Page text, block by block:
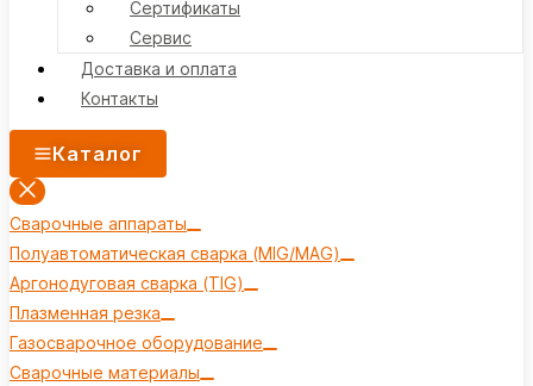
Сертификаты
Сервис
Доставка и оплата
Контакты
Каталог
Сварочные аппараты
Полуавтоматическая сварка (MIG/MAG)
Аргонодуговая сварка (TIG)
Плазменная резка
Газосварочное оборудование
Сварочные материалы